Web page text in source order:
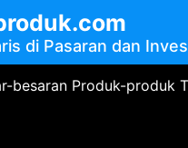
di Pasaran dan
besaran Produk-produk